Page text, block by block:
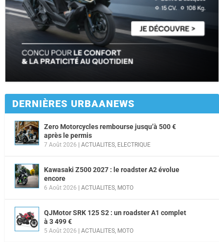
DERNIÈRES URBAANEWS
Zero Motorcycles rembourse jusqu’à 500 €
après le permis
7 Août 2026 ACTUALITES, ELECTRIQUE
Kawasaki Z500 2027 : le roadster A2 évolue
encore
6 Août 2026 ACTUALITES, MOTO
QJMotor SRK 125 S2 : un roadster A1 complet
à 3 499 €
5 Août 2026 ACTUALITES, MOTO